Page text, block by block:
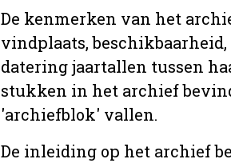
De kenmerken van het
vindplaats,
datering jaartallen tussen
stukken in het archief
'archiefblok' vallen.
De inleiding op het archief